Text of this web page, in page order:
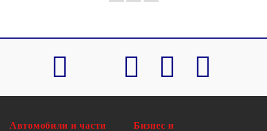
Автомобили и части
Бизнес и